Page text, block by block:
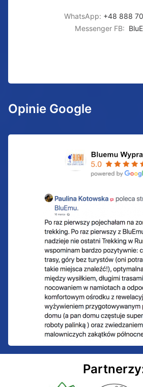
WhatsApp: +48 888
Messenger FB:
Opinie Google